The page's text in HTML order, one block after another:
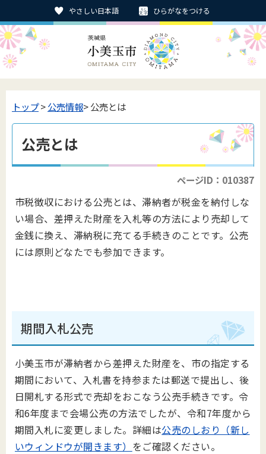
やさしい日本語 ひらがなをつける
トップ>公売情報> 公売とは
公売とは
ページID：010387
市税徴収における公売とは、滞納者が税金を納付しな
い場合、差押えた財産を入札等の方法により売却して
金銭に換え、滞納税に充てる手続きのことです。公売
には原則どなたでも参加できます。
期間入札公売
小美玉市が滞納者から差押えた財産を、市の指定する
期間において、入札書を持参または郵送で提出し、後
日開札する形式で売却をおこなう公売手続きです。令
和6年度まで会場公売の方法でしたが、令和7年度から
期間入札に変更しました。詳細は公売のしおり（新し
いウィンドウが開きます） をご確認ください。